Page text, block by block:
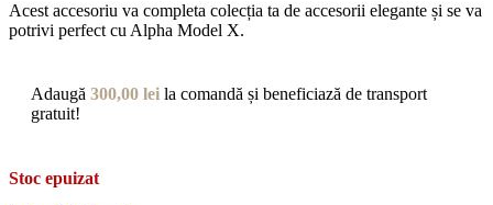
Acest accesoriu va completa colecția ta de accesorii elegante și se va
potrivi perfect cu Alpha Model X.
Adaugă 300,00 lei la comandă și beneficiază de transport
gratuit!
Stoc epuizat